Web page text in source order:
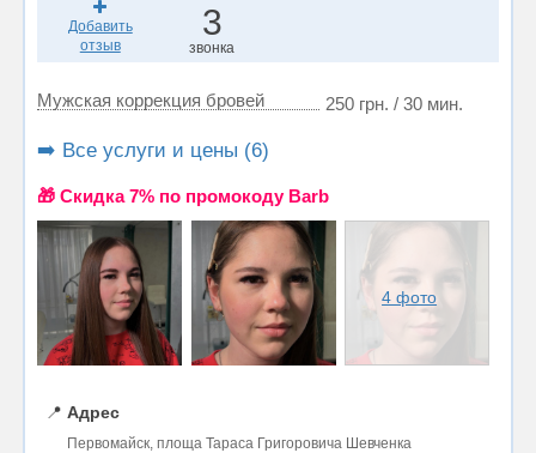
Добавить
отзыв
3
звонка
Мужская коррекция бровей 250 грн. / 30 мин.
➡️ Все услуги и цены (6)
🎁 Cкидка 7% по промокоду Barb
4 фото
📍 Адрес
Первомайск, площа Тараса Григоровича Шевченка